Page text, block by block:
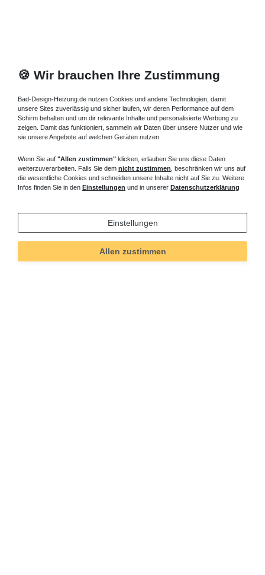
🍪 Wir brauchen Ihre Zustimmung
Bad-Design-Heizung.de nutzen Cookies und andere Technologien, damit
unsere Sites zuverlässig und sicher laufen, wir deren Performance auf dem
Schirm behalten und um dir relevante Inhalte und personalisierte Werbung zu
zeigen. Damit das funktioniert, sammeln wir Daten über unsere Nutzer und wie
sie unsere Angebote auf welchen Geräten nutzen.
Wenn Sie auf "Allen zustimmen" klicken, erlauben Sie uns diese Daten
weiterzuverarbeiten. Falls Sie dem nicht zustimmen , beschränken wir uns auf
die wesentliche Cookies und schneiden unsere Inhalte nicht auf Sie zu. Weitere
Infos finden Sie in den Einstellungen und in unserer Datenschutzerklärung
Einstellungen
Allen zustimmen